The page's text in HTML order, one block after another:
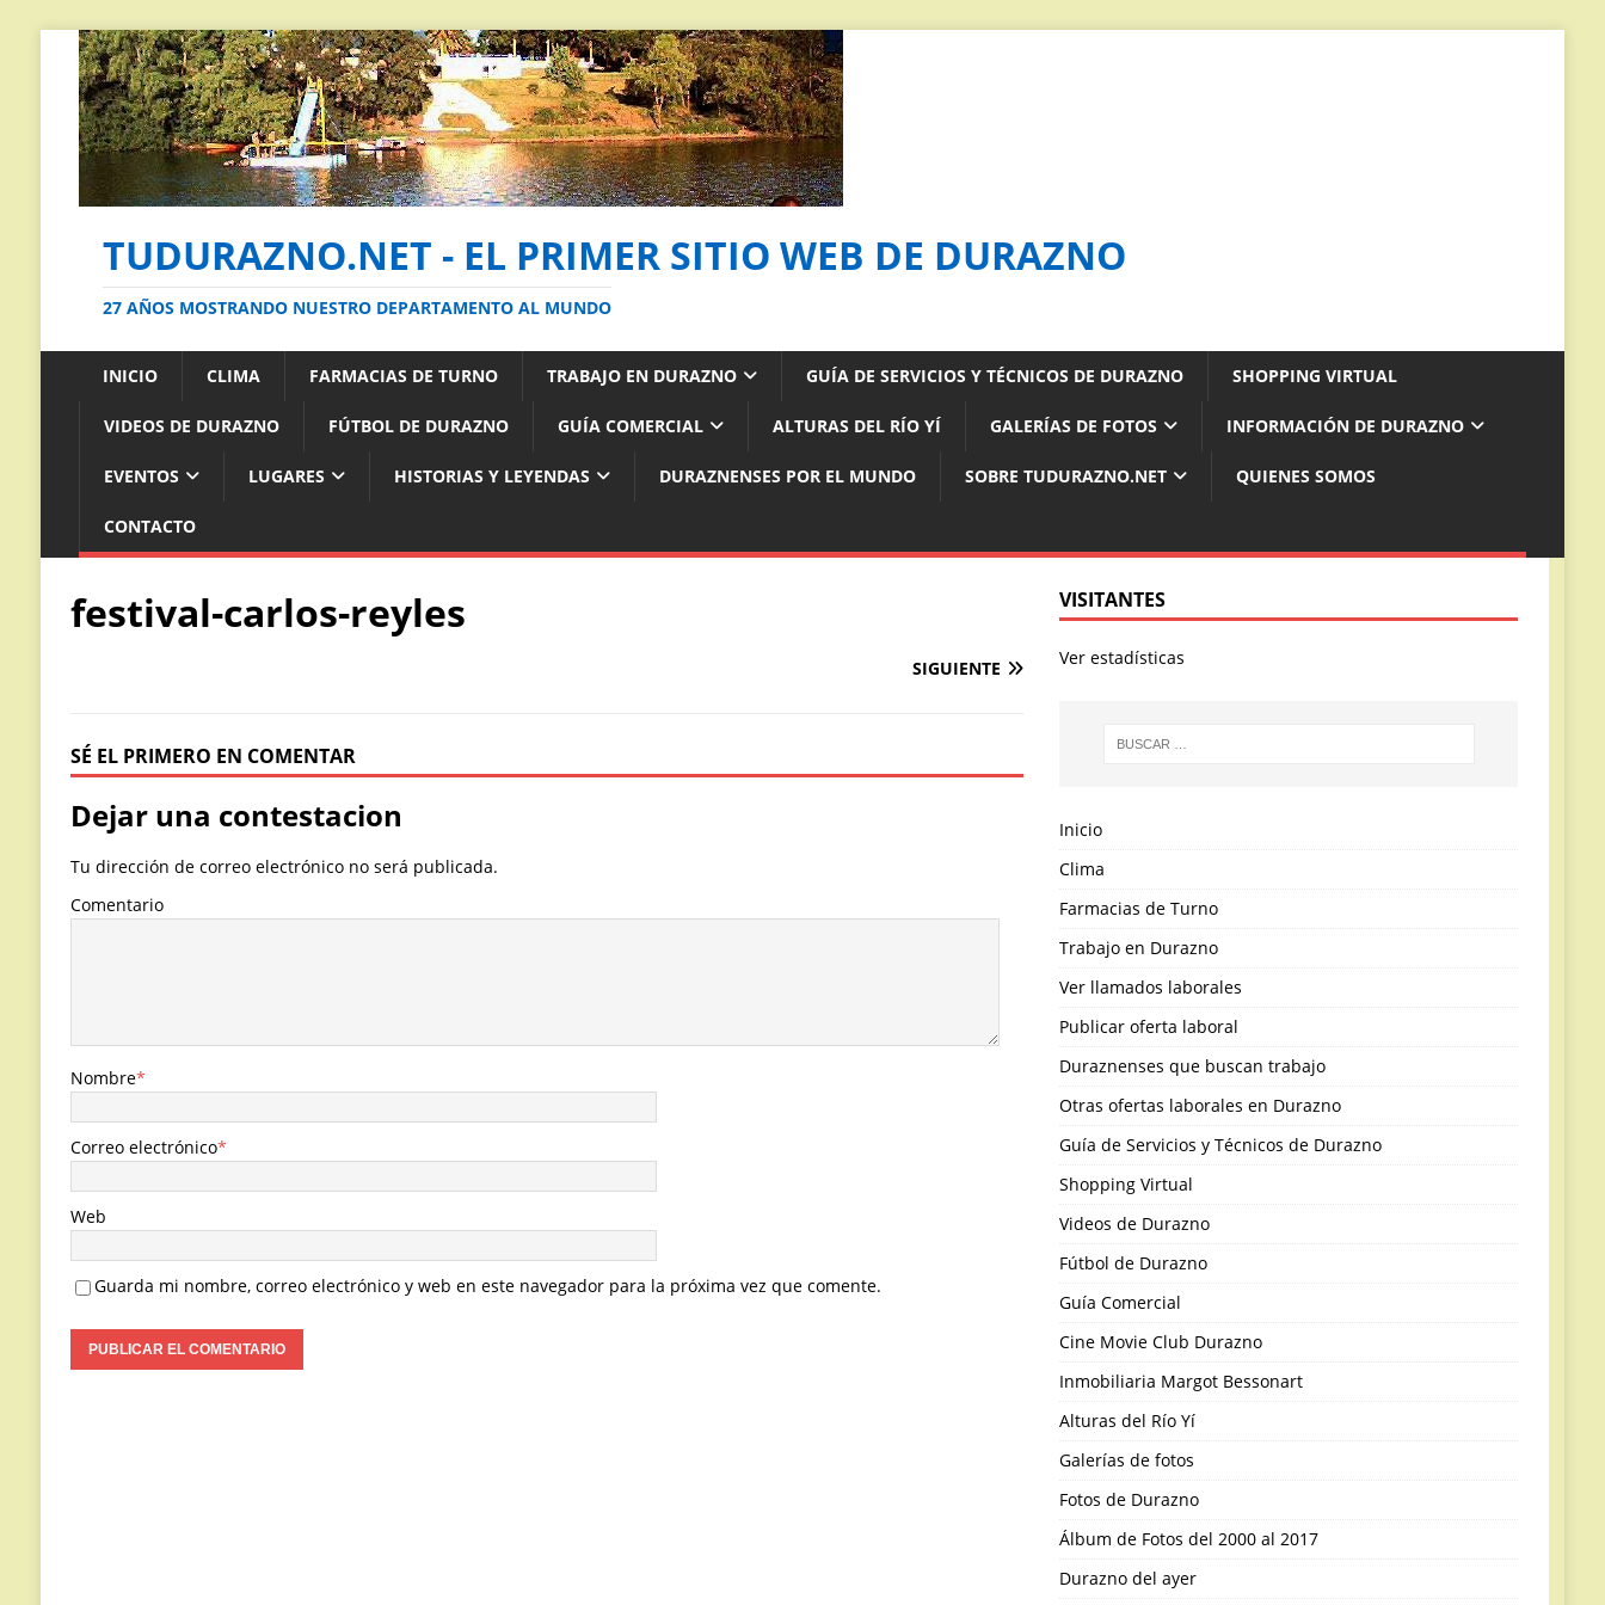
TUDURAZNO.NET - EL PRIMER SITIO WEB DE DURAZNO
27 AÑOS MOSTRANDO NUESTRO DEPARTAMENTO AL MUNDO
INICIO CLIMA FARMACIAS DE TURNO TRABAJO EN DURAZNO GUÍA DE SERVICIOS Y TÉCNICOS DE DURAZNO SHOPPING VIRTUAL
VIDEOS DE DURAZNO FÚTBOL DE DURAZNO GUÍA COMERCIAL ALTURAS DEL RÍO YÍ GALERÍAS DE FOTOS INFORMACIÓN DE DURAZNO
EVENTOS LUGARES HISTORIAS Y LEYENDAS DURAZNENSES POR EL MUNDO SOBRE TUDURAZNO.NET QUIENES SOMOS
CONTACTO
festival-carlos-reyles
SIGUIENTE
SÉ EL PRIMERO EN COMENTAR
Dejar una contestacion
Tu dirección de correo electrónico no será publicada.
Comentario
Nombre*
Correo electrónico*
Web
Guarda mi nombre, correo electrónico y web en este navegador para la próxima vez que comente.
VISITANTES
Ver estadísticas
Inicio
Clima
Farmacias de Turno
Trabajo en Durazno
Ver llamados laborales
Publicar oferta laboral
Duraznenses que buscan trabajo
Otras ofertas laborales en Durazno
Guía de Servicios y Técnicos de Durazno
Shopping Virtual
Videos de Durazno
Fútbol de Durazno
Guía Comercial
Cine Movie Club Durazno
Inmobiliaria Margot Bessonart
Alturas del Río Yí
Galerías de fotos
Fotos de Durazno
Álbum de Fotos del 2000 al 2017
Durazno del ayer